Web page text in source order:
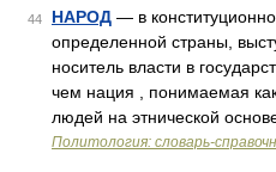
44 НАРОД — в
определенной страны,
носитель власти в
чем нация , понимаемая
людей на этнической
Политология: словарь-